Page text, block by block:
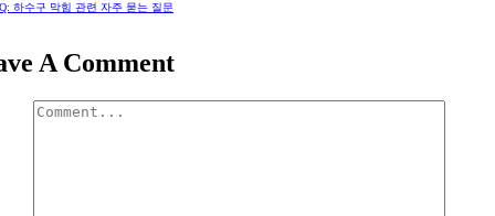
하수구 막힘 관련 자주 묻는 질문
A Comment